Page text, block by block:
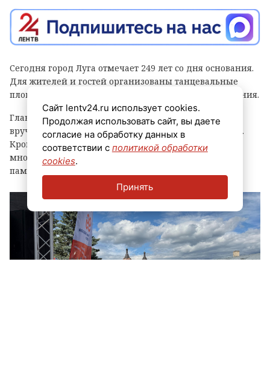
Сегодня город Луга отмечает 249 лет со дня основания.
Для жителей и гостей организованы танцевальные
площадки, выступления духовых оркестров и угощения.
Главным событием праздника стала церемония
вручения знака «Почетный гражданин города Луга».
Кроме того, региональные власти отметили
многодетные семьи муниципалитета, вручив им
памятные награды и благодарственные письма.
Сайт lentv24.ru использует cookies.
Продолжая использовать сайт, вы даете
согласие на обработку данных в
соответствии с политикой обработки
cookies.
Принять